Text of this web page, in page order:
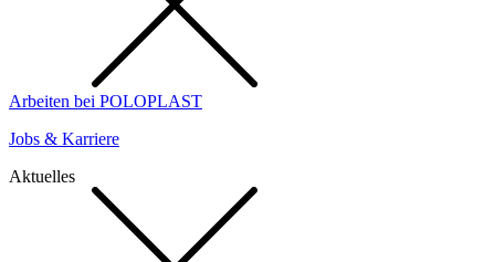
Arbeiten bei POLOPLAST
Jobs & Karriere
Aktuelles